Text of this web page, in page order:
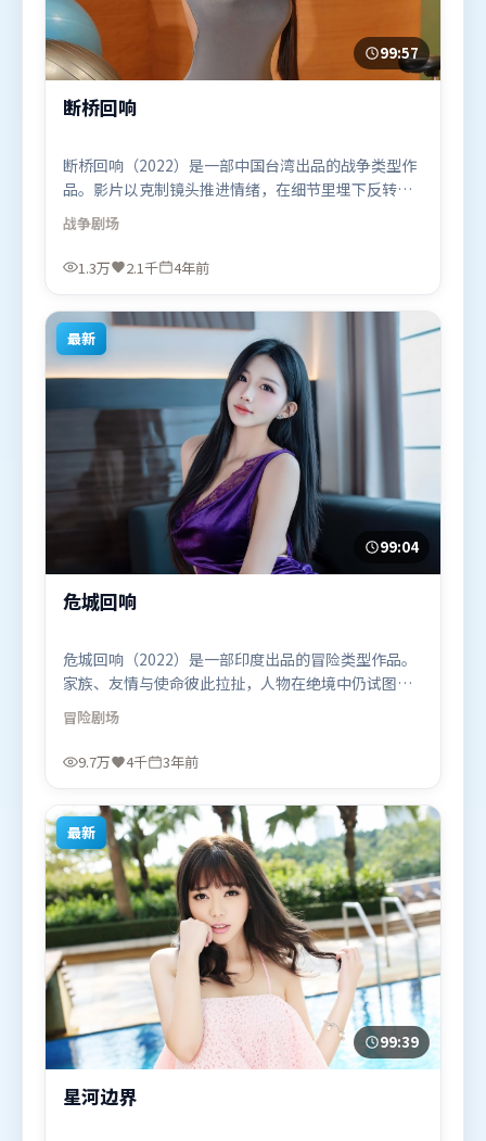
99:57
断桥回响
断桥回响（2022）是一部中国台湾出品的战争类型作
品。影片以克制镜头推进情绪，在细节里埋下反转，
直至最后一刻才揭开谜底。人物关系网复杂却不凌
乱，每场对手戏都推动信息增量。由杜琪峰执导，易
烊千玺、宋康昊、秦海璐，朱一龙等联袂出演。影片
线，适合喜欢战争题材的观众观看。
战争剧场
1.3万 2.1千 4年前
最新
99:04
危城回响
危城回响（2022）是一部印度出品的冒险类型作品。
家族、友情与使命彼此拉扯，人物在绝境中仍试图守
住心中微光。群像刻画各有弧光，配角亦承担叙事推
进功能。由贾樟柯执导，宋康昊、迪皮卡·帕度柯
妮、杨紫，章子怡、全智贤、白宇等联袂出演。影片
合喜欢冒险题材的观众观看。
冒险剧场
9.7万 4千 3年前
最新
99:39
星河边界